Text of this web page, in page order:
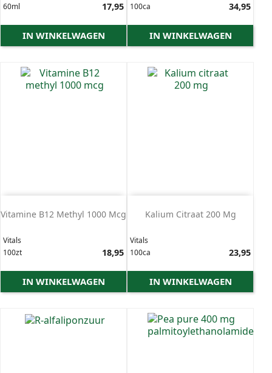
60ml
17,95
IN WINKELWAGEN
100ca
34,95
IN WINKELWAGEN
Vitamine B12 Methyl 1000 Mcg
Vitals
100zt
18,95
IN WINKELWAGEN
Kalium Citraat 200 Mg
Vitals
100ca
23,95
IN WINKELWAGEN